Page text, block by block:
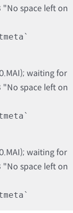
"No space left on
waiting for
"No space left on
waiting for
"No space left on